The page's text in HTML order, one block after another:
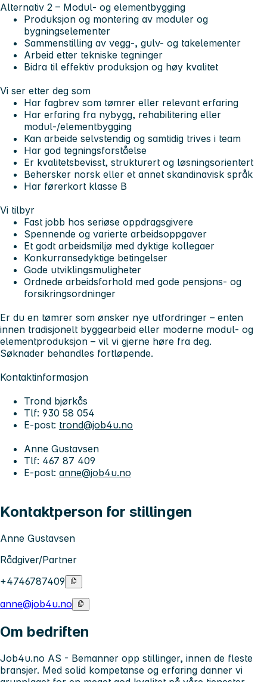
Alternativ 2 – Modul- og elementbygging
Produksjon og montering av moduler og
bygningselementer
Sammenstilling av vegg-, gulv- og takelementer
Arbeid etter tekniske tegninger
Bidra til effektiv produksjon og høy kvalitet
Vi ser etter deg som
Har fagbrev som tømrer eller relevant erfaring
Har erfaring fra nybygg, rehabilitering eller
modul-/elementbygging
Kan arbeide selvstendig og samtidig trives i team
Har god tegningsforståelse
Er kvalitetsbevisst, strukturert og løsningsorientert
Behersker norsk eller et annet skandinavisk språk
Har førerkort klasse B
Vi tilbyr
Fast jobb hos seriøse oppdragsgivere
Spennende og varierte arbeidsoppgaver
Et godt arbeidsmiljø med dyktige kollegaer
Konkurransedyktige betingelser
Gode utviklingsmuligheter
Ordnede arbeidsforhold med gode pensjons- og
forsikringsordninger
Er du en tømrer som ønsker nye utfordringer – enten
innen tradisjonelt byggearbeid eller moderne modul- og
elementproduksjon – vil vi gjerne høre fra deg.
Søknader behandles fortløpende.
Kontaktinformasjon
Trond bjørkås
Tlf: 930 58 054
E-post: trond@job4u.no
Anne Gustavsen
Tlf: 467 87 409
E-post: anne@job4u.no
Kontaktperson for stillingen
Anne Gustavsen
Rådgiver/Partner
+4746787409
anne@job4u.no
Om bedriften
Job4u.no AS - Bemanner opp stillinger, innen de fleste
bransjer. Med solid kompetanse og erfaring danner vi